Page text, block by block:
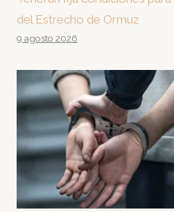
del Estrecho de Ormuz
9 agosto 2026